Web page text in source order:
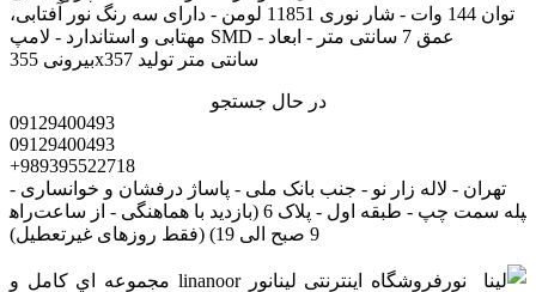
توان 144 وات - شار نوری 11851 لومن - دارای سه رنگ نور آفتابی،
مهتابی و استاندارد - لامپ SMD - عمق 7 سانتی متر - ابعاد
بیرونی 355x357 سانتی متر تولید
در حال جستجو
09129400493
09129400493
+989395522718
تهران - لاله زار نو - جنب بانک ملی - پاساژ درفشان و خوانساری -
راه‎پله سمت چپ - طبقه اول - پلاک 6 (بازدید با هماهنگی - از ساعت
9 صبح الی 19) (فقط روزهای غیرتعطیل)
فروشگاه اینترنتی لینانور linanoor مجموعه اي کامل و